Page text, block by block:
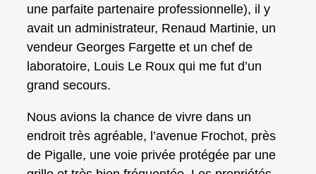
une parfaite partenaire professionnelle), il y
avait un administrateur, Renaud Martinie, un
vendeur Georges Fargette et un chef de
laboratoire, Louis Le Roux qui me fut d’un
grand secours.
Nous avions la chance de vivre dans un
endroit très agréable, l’avenue Frochot, près
de Pigalle, une voie privée protégée par une